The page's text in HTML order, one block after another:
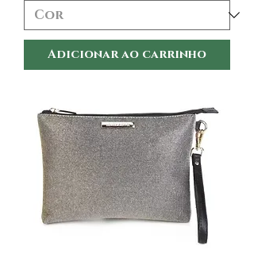
Adicionar ao carrinho